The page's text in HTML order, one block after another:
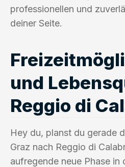
professionellen und
deiner Seite.
und
Reggio di
Hey du, planst du gerade
Graz nach Reggio di
aufregende neue Phase in